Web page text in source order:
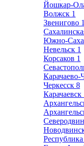
Йошкар-
Волжск 1
Звенигово 1
Южно-
Невельск 1
Корсаков 1
Карачаево-
Черкесск 8
Карачаевск